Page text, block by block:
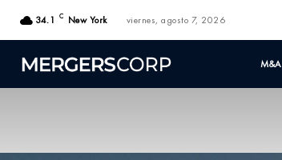
34.1 C New York viernes, agosto 7, 2026
M&A